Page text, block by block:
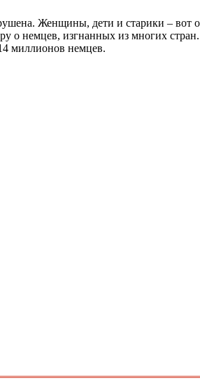
Женщины, дети и старики – вот
о немцев, изгнанных из многих
миллионов немцев.